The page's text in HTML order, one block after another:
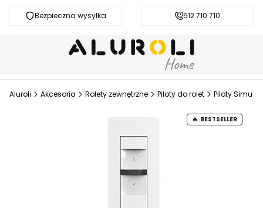
Bezpieczna wysyłka Darmowa dostawa od 200 zł
512 710 710
Aluroli Akcesoria Rolety zewnętrzne Piloty do rolet Piloty Simu
BESTSELLER